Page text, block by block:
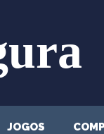
JOGOS